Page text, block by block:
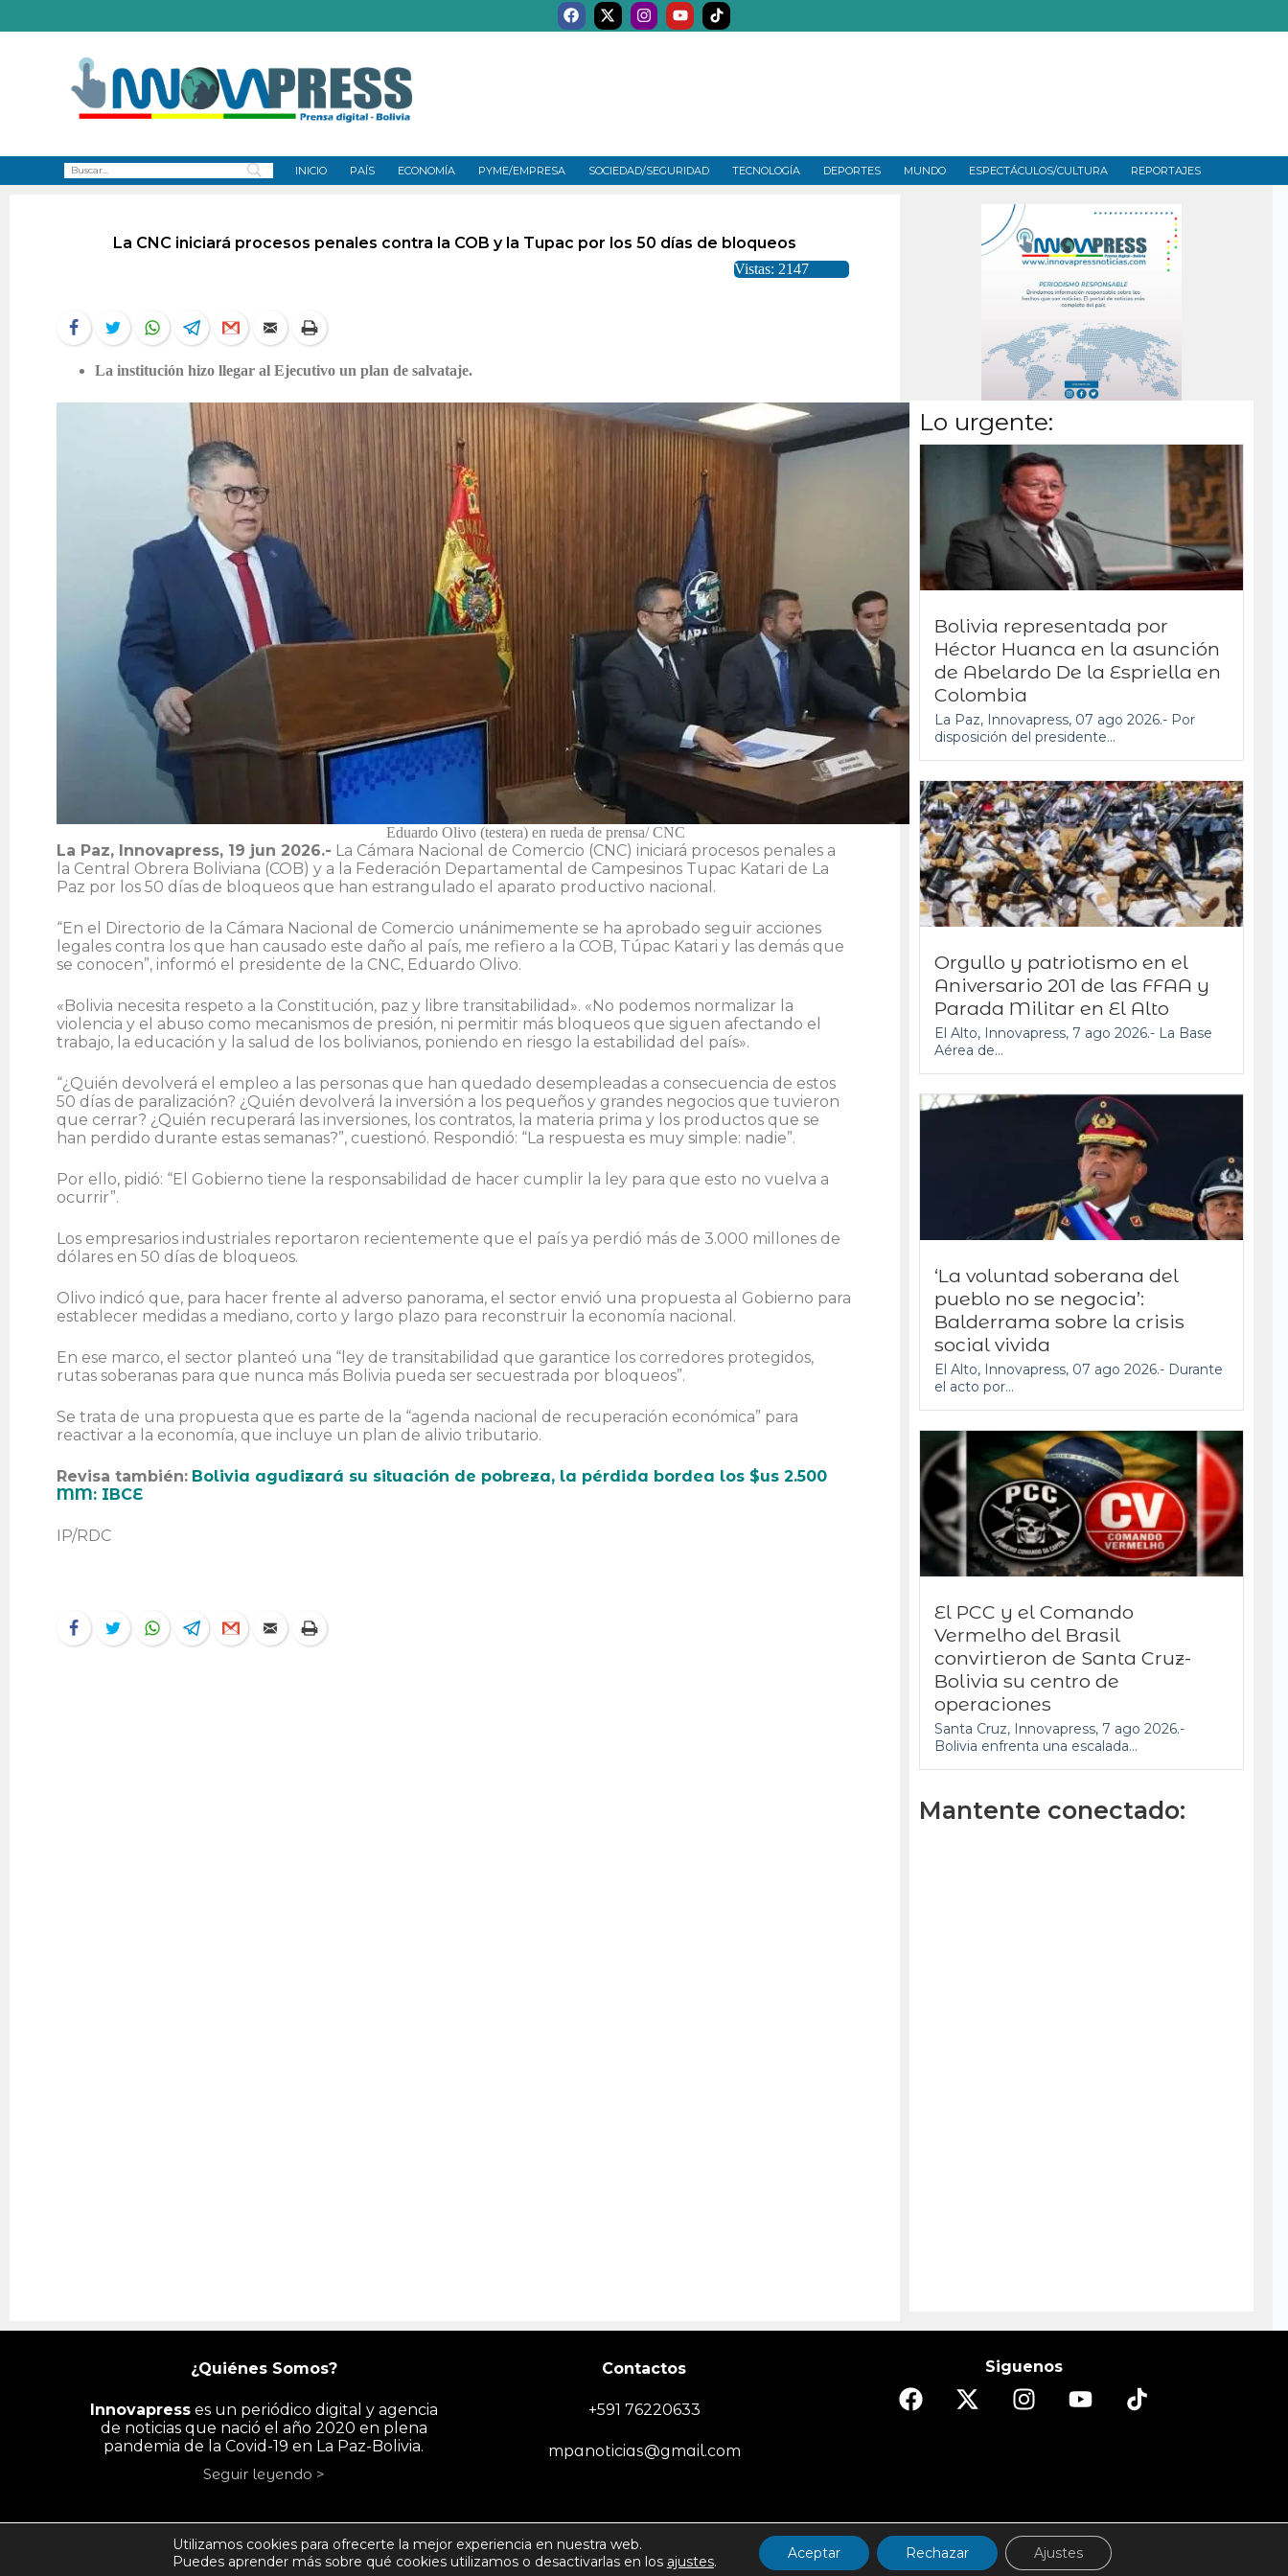
INICIO PAÍS ECONOMÍA PYME/EMPRESA SOCIEDAD/SEGURIDAD TECNOLOGÍA DEPORTES MUNDO ESPECTÁCULOS/CULTURA REPORTAJES
La CNC iniciará procesos penales contra la COB y la Tupac por los 50 días de bloqueos
Vistas: 2147
La institución hizo llegar al Ejecutivo un plan de salvataje.
Eduardo Olivo (testera) en rueda de prensa/ CNC
La Paz, Innovapress, 19 jun 2026.- La Cámara Nacional de Comercio (CNC) iniciará procesos penales a
la Central Obrera Boliviana (COB) y a la Federación Departamental de Campesinos Tupac Katari de La
Paz por los 50 días de bloqueos que han estrangulado el aparato productivo nacional.
“En el Directorio de la Cámara Nacional de Comercio unánimemente se ha aprobado seguir acciones
legales contra los que han causado este daño al país, me refiero a la COB, Túpac Katari y las demás que
se conocen”, informó el presidente de la CNC, Eduardo Olivo.
«Bolivia necesita respeto a la Constitución, paz y libre transitabilidad». «No podemos normalizar la
violencia y el abuso como mecanismos de presión, ni permitir más bloqueos que siguen afectando el
trabajo, la educación y la salud de los bolivianos, poniendo en riesgo la estabilidad del país».
“¿Quién devolverá el empleo a las personas que han quedado desempleadas a consecuencia de estos
50 días de paralización? ¿Quién devolverá la inversión a los pequeños y grandes negocios que tuvieron
que cerrar? ¿Quién recuperará las inversiones, los contratos, la materia prima y los productos que se
han perdido durante estas semanas?”, cuestionó. Respondió: “La respuesta es muy simple: nadie”.
Por ello, pidió: “El Gobierno tiene la responsabilidad de hacer cumplir la ley para que esto no vuelva a
ocurrir”.
Los empresarios industriales reportaron recientemente que el país ya perdió más de 3.000 millones de
dólares en 50 días de bloqueos.
Olivo indicó que, para hacer frente al adverso panorama, el sector envió una propuesta al Gobierno para
establecer medidas a mediano, corto y largo plazo para reconstruir la economía nacional.
En ese marco, el sector planteó una “ley de transitabilidad que garantice los corredores protegidos,
rutas soberanas para que nunca más Bolivia pueda ser secuestrada por bloqueos”.
Se trata de una propuesta que es parte de la “agenda nacional de recuperación económica” para
reactivar a la economía, que incluye un plan de alivio tributario.
Revisa también: Bolivia agudizará su situación de pobreza, la pérdida bordea los $us 2.500
MM: IBCE
IP/RDC
Lo urgente:
Bolivia representada por
Héctor Huanca en la asunción
de Abelardo De la Espriella en
Colombia
La Paz, Innovapress, 07 ago 2026.- Por
disposición del presidente...
Orgullo y patriotismo en el
Aniversario 201 de las FFAA y
Parada Militar en El Alto
El Alto, Innovapress, 7 ago 2026.- La Base
Aérea de...
‘La voluntad soberana del
pueblo no se negocia’:
Balderrama sobre la crisis
social vivida
El Alto, Innovapress, 07 ago 2026.- Durante
el acto por...
El PCC y el Comando
Vermelho del Brasil
convirtieron de Santa Cruz-
Bolivia su centro de
operaciones
Santa Cruz, Innovapress, 7 ago 2026.-
Bolivia enfrenta una escalada...
Mantente conectado:
¿Quiénes Somos?
Innovapresses un periódico digital y agencia
de noticias que nació el año 2020 en plena
pandemia de la Covid-19 en La Paz-Bolivia.
Seguir leyendo >
Contactos
+591 76220633
mpanoticias@gmail.com
Siguenos
Todos los derechos reservados - Politica de Uso y Privacidad
Utilizamos cookies para ofrecerte la mejor experiencia en nuestra web.
Puedes aprender más sobre qué cookies utilizamos o desactivarlas en los ajustes. Aceptar Rechazar Ajustes